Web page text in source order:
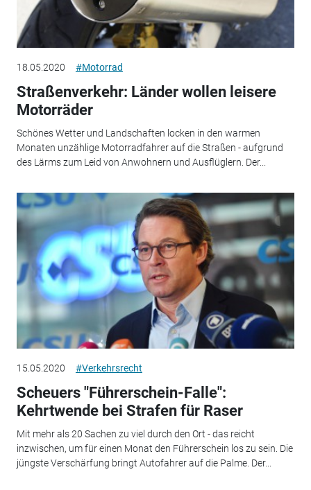
18.05.2020 #Motorrad
Straßenverkehr: Länder wollen leisere
Motorräder
Schönes Wetter und Landschaften locken in den warmen
Monaten unzählige Motorradfahrer auf die Straßen - aufgrund
des Lärms zum Leid von Anwohnern und Ausflüglern. Der...
15.05.2020 #Verkehrsrecht
Scheuers "Führerschein-Falle":
Kehrtwende bei Strafen für Raser
Mit mehr als 20 Sachen zu viel durch den Ort - das reicht
inzwischen, um für einen Monat den Führerschein los zu sein. Die
jüngste Verschärfung bringt Autofahrer auf die Palme. Der...